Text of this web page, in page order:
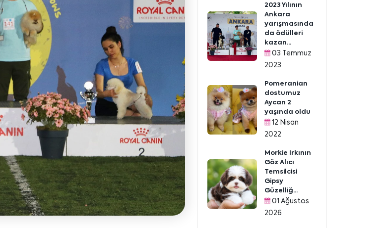
2023 Yılının
Ankara
yarışmasında
da ödülleri
kazan...
03 Temmuz
2023
Pomeranian
dostumuz
Aycan 2
yaşında oldu
12 Nisan
2022
Morkie Irkının
Göz Alıcı
Temsilcisi
Gipsy
Güzelliğ...
01 Ağustos
2026